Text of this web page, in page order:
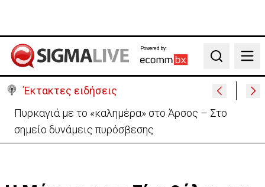
Powered by:
Search
Έκτακτες ειδήσεις
«Συμμαχία κομμουνιστών και ισλαμιστών»:Επίθεση
Ρεπουπλικανών κατά Δημοκρατικών